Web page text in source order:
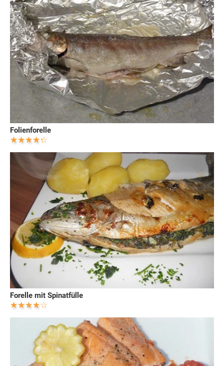
Folienforelle
Forelle mit Spinatfülle